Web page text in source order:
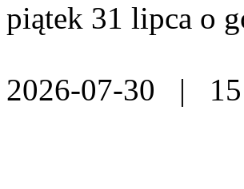
piątek 31 lipca o
2026-07-30 |